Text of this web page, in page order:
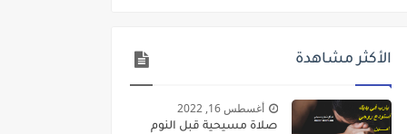
الأكثر مشاهدة
أغسطس 16, 2022
صلاة مسيحية قبل النوم